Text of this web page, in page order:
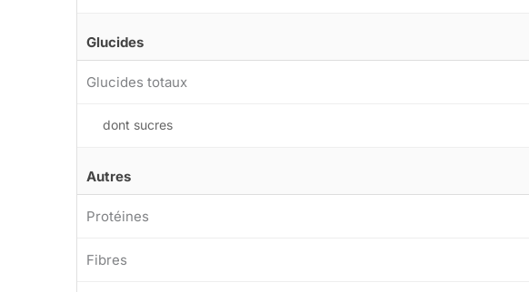
Glucides
Glucides totaux
dont sucres
Autres
Protéines
Fibres